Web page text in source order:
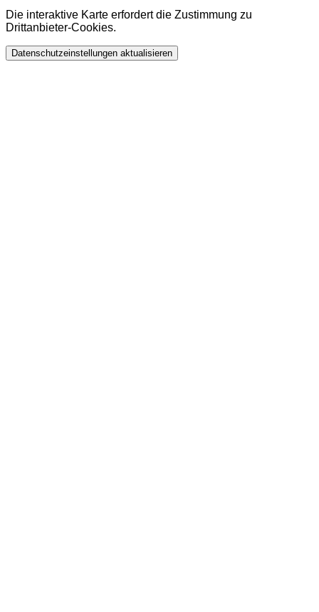
Die interaktive Karte erfordert die Zustimmung zu
Drittanbieter-Cookies.
Datenschutzeinstellungen aktualisieren